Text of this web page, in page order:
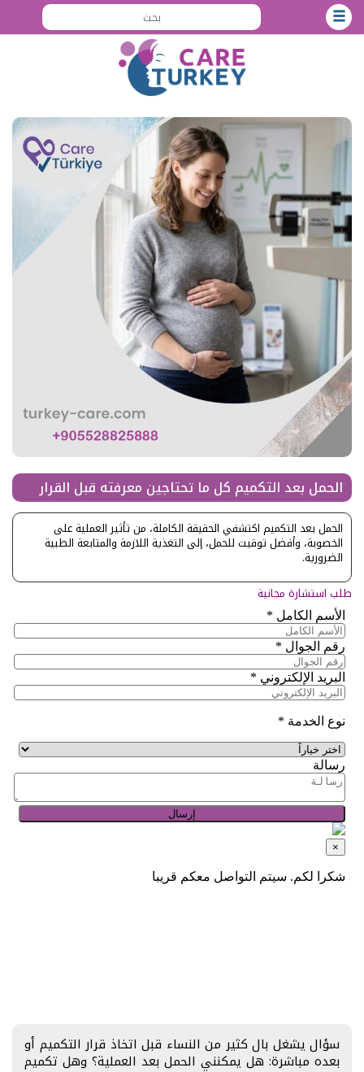
الحمل بعد التكميم كل ما تحتاجين معرفته قبل القرار
الحمل بعد التكميم اكتشفي الحقيقة الكاملة، من تأثير العملية على
الخصوبة، وأفضل توقيت للحمل، إلى التغذية اللازمة والمتابعة الطبية
الضرورية.
طلب استشارة مجانية
سؤال يشغل بال كثير من النساء قبل اتخاذ قرار التكميم أو
بعده مباشرة: هل يمكنني الحمل بعد العملية؟ وهل تكميم